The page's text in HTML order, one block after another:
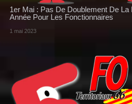
1er Mai : Pas De Doublement De La
Année Pour Les Fonctionnaires
1 mai 2023